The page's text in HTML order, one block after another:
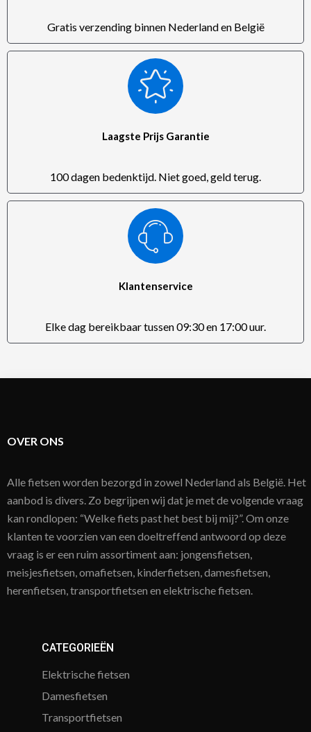
Gratis verzending binnen Nederland en België
Laagste Prijs Garantie
100 dagen bedenktijd. Niet goed, geld terug.
Klantenservice
Elke dag bereikbaar tussen 09:30 en 17:00 uur.
OVER ONS
Alle fietsen worden bezorgd in zowel Nederland als België. Het
aanbod is divers. Zo begrijpen wij dat je met de volgende vraag
kan rondlopen: “Welke fiets past het best bij mij?”. Om onze
klanten te voorzien van een doeltreffend antwoord op deze
vraag is er een ruim assortiment aan: jongensfietsen,
meisjesfietsen, omafietsen, kinderfietsen, damesfietsen,
herenfietsen, transportfietsen en elektrische fietsen.
CATEGORIEËN
Elektrische fietsen
Damesfietsen
Transportfietsen